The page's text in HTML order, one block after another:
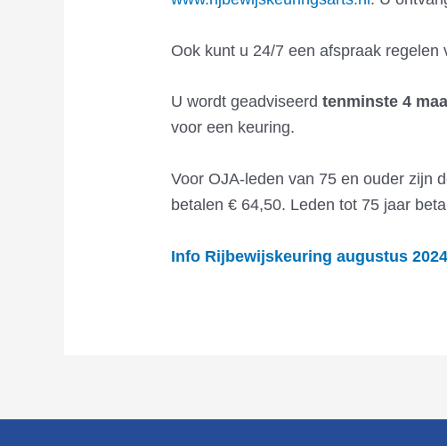
Ook kunt u 24/7 een afspraak
U wordt geadviseerdtenminste 4
voor een keuring.
Voor OJA-leden van 75 en ouder zijn
betalen € 64,50. Leden tot 75 jaar
Info Rijbewijskeuring augustus 2024